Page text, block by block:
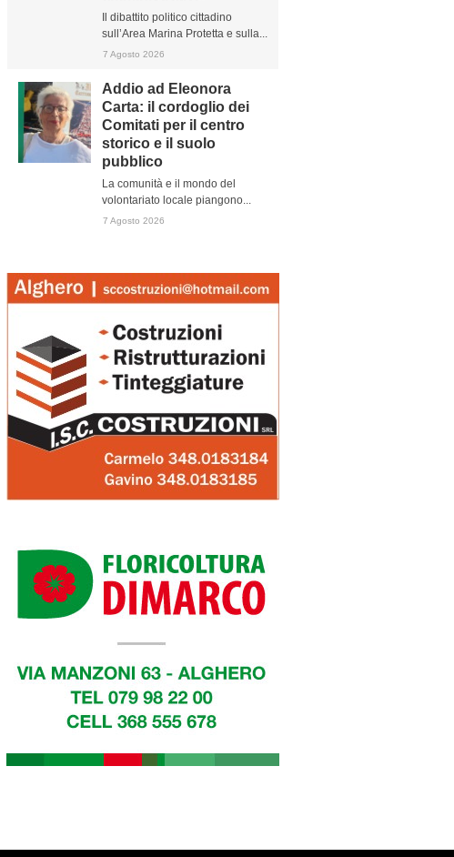
Il dibattito politico cittadino
sull’Area Marina Protetta e sulla...
7 Agosto 2026
Addio ad Eleonora
Carta: il cordoglio dei
Comitati per il centro
storico e il suolo
pubblico
La comunità e il mondo del
volontariato locale piangono...
7 Agosto 2026